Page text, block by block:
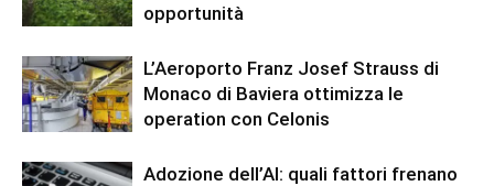
opportunità
L’Aeroporto Franz Josef Strauss di
Monaco di Baviera ottimizza le
operation con Celonis
Adozione dell’AI: quali fattori frenano